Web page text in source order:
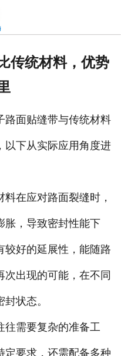
厂容厂貌
联系我们
传统材料，优势
面贴缝带与传统材料
以下从实际应用角度进
在应对路面裂缝时，
胀，导致密封性能下
较好的延展性，能随路
出现的可能，在不同
状态。
需要复杂的准备工
定要求，还需配备多种